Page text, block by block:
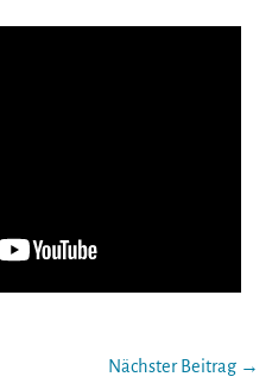
Nächster Beitrag →